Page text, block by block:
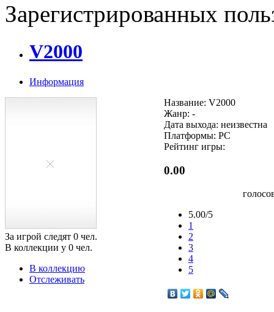
Зарегистрированных
V2000
Информация
За игрой следят 0 чел.
В коллекции у 0 чел.
В коллекцию
Отслеживать
Название: V2000
Жанр: -
Дата выхода: неизвестна
Платформы: PC
Рейтинг игры:
0.00
5.00/5
1
2
3
4
5